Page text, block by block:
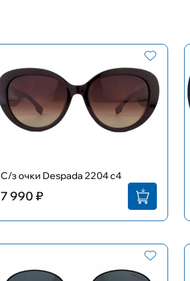
С/з очки Despada 2204 c4
7 990 ₽